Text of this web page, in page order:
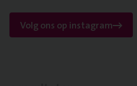
Volg ons op instagram